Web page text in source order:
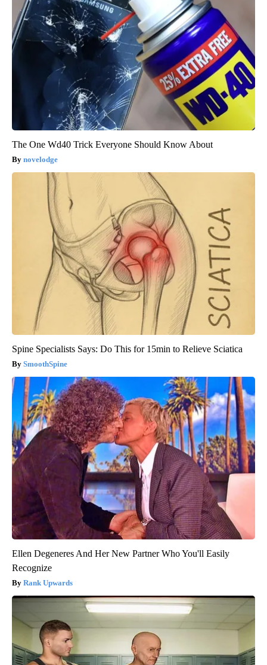
The One Wd40 Trick Everyone Should Know About
novelodge
Spine Specialists Says: Do This for 15min to Relieve Sciatica
SmoothSpine
Ellen Degeneres And Her New Partner Who You'll Easily
Recognize
Rank Upwards